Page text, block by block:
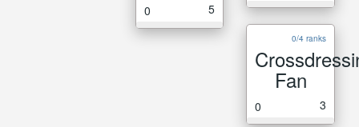
0 5
0/4 ranks
Fan
0 3